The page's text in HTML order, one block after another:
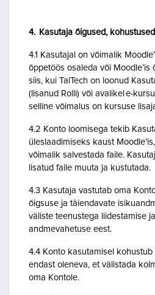
4. Kasutaja õigused,
4.1 Kasutajal on võimalik
õppetöös osaleda või Moodle’is
siis, kui TalTech on loonud
(lisanud Rolli) või avalikel e-
selline võimalus on kursuse
4.2 Konto loomisega tekib
üleslaadimiseks kaust
võimalik salvestada faile.
lisatud faile muuta ja kustutada.
4.3 Kasutaja vastutab oma
õigsuse ja täiendavate
väliste teenustega liidestamise
andmevahetuse eest.
4.4 Konto kasutamisel
endast oleneva, et välistada
oma Kontole.